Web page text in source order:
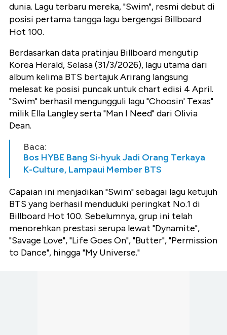
dunia. Lagu terbaru mereka, "Swim", resmi debut di
posisi pertama tangga lagu bergengsi Billboard
Hot 100.
Berdasarkan data pratinjau Billboard mengutip
Korea Herald, Selasa (31/3/2026), lagu utama dari
album kelima BTS bertajuk Arirang langsung
melesat ke posisi puncak untuk chart edisi 4 April.
"Swim" berhasil mengungguli lagu "Choosin' Texas"
milik Ella Langley serta "Man I Need" dari Olivia
Dean.
Baca:
Bos HYBE Bang Si-hyuk Jadi Orang Terkaya
K-Culture, Lampaui Member BTS
Capaian ini menjadikan "Swim" sebagai lagu ketujuh
BTS yang berhasil menduduki peringkat No.1 di
Billboard Hot 100. Sebelumnya, grup ini telah
menorehkan prestasi serupa lewat "Dynamite",
"Savage Love", "Life Goes On", "Butter", "Permission
to Dance", hingga "My Universe."